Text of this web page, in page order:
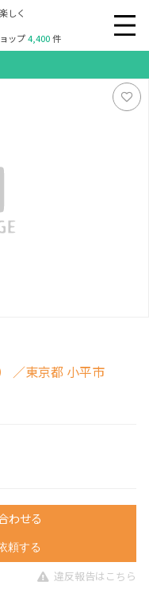
しく
ップ4,400件
／東京都 小平市
わせる
頼する
違反報告はこちら